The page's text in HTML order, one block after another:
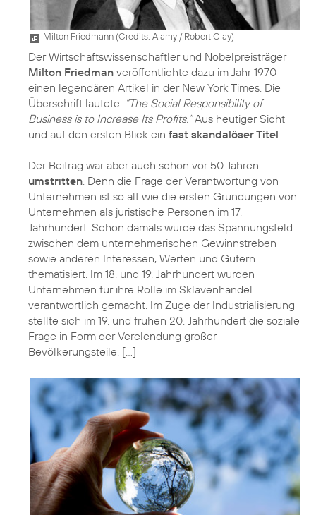
Milton Friedmann (Credits: Alamy / Robert Clay)
Der Wirtschaftswissenschaftler und Nobelpreisträger
Milton Friedman veröffentlichte dazu im Jahr 1970
einen legendären Artikel in der New York Times. Die
Überschrift lautete: “The Social Responsibility of
Business is to Increase Its Profits.“Aus heutiger Sicht
und auf den ersten Blick ein fast skandalöser Titel.
Der Beitrag war aber auch schon vor 50 Jahren
umstritten. Denn die Frage der Verantwortung von
Unternehmen ist so alt wie die ersten Gründungen von
Unternehmen als juristische Personen im 17.
Jahrhundert. Schon damals wurde das Spannungsfeld
zwischen dem unternehmerischen Gewinnstreben
sowie anderen Interessen, Werten und Gütern
thematisiert. Im 18. und 19. Jahrhundert wurden
Unternehmen für ihre Rolle im Sklavenhandel
verantwortlich gemacht. Im Zuge der Industrialisierung
stellte sich im 19. und frühen 20. Jahrhundert die soziale
Frage in Form der Verelendung großer
Bevölkerungsteile. […]